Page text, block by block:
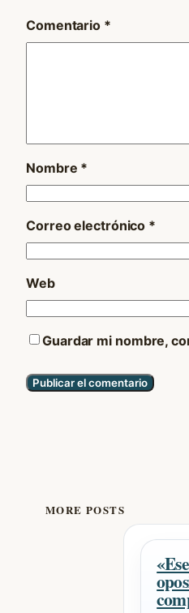
Comentario *
Nombre *
Correo electrónico *
Web
Guardar mi nombre,
MORE POSTS